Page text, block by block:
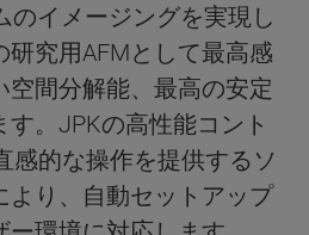
のイメージングを実現し
研究用AFMとして最高感
空間分解能、最高の安定
。JPKの高性能コント
感的な操作を提供するソ
より、自動セットアップ